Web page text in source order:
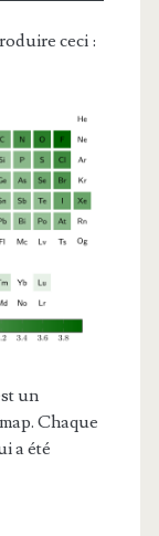
ceci :
un
Chaque
a été